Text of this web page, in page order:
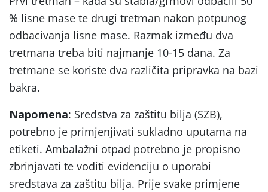
% lisne mase te drugi tretman nakon potpunog
odbacivanja lisne mase. Razmak između dva
tretmana treba biti najmanje 10-15 dana. Za
tretmane se koriste dva različita pripravka na bazi
bakra.
Napomena: Sredstva za zaštitu bilja (SZB),
potrebno je primjenjivati sukladno uputama na
etiketi. Ambalažni otpad potrebno je propisno
zbrinjavati te voditi evidenciju o uporabi
sredstava za zaštitu bilja. Prije svake primjene